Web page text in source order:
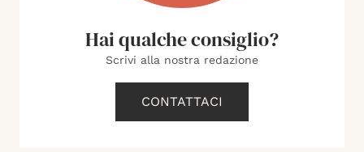
Hai qualche consiglio?
Scrivi alla nostra redazione
CONTATTACI